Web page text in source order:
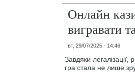
Онлайн
вигравати
вт, 29/07/2025 - 14:46
Завдяки легалізації,
гра стала не лише